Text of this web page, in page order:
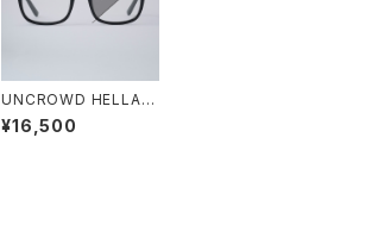
UNCROWD HELLA-
Ⅱ Photochromic
¥16,500